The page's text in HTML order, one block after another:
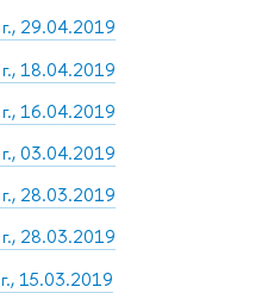
29.04.2019
18.04.2019
16.04.2019
03.04.2019
28.03.2019
28.03.2019
15.03.2019